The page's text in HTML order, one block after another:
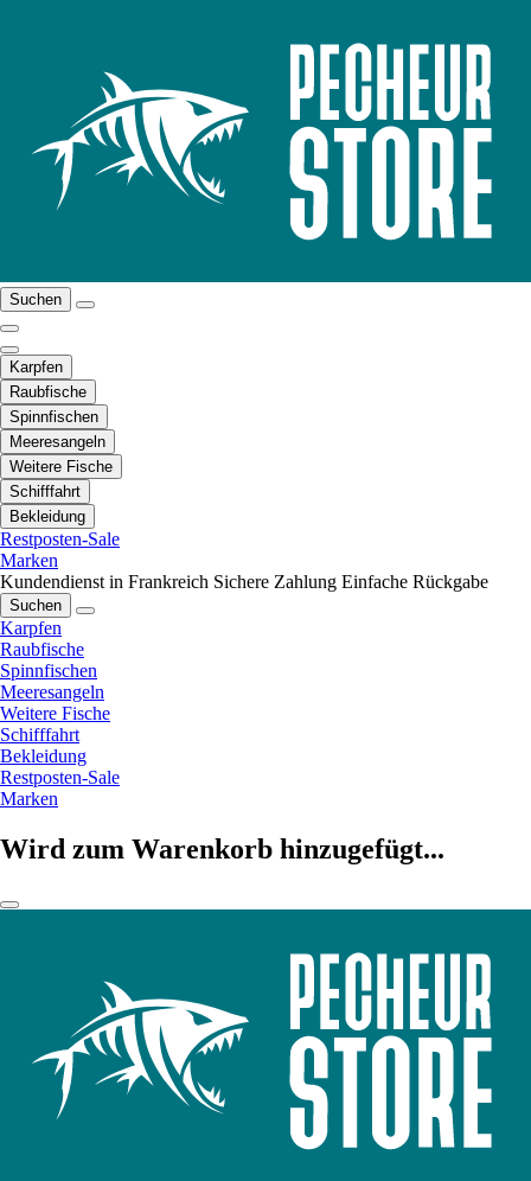
Suchen
Karpfen
Raubfische
Spinnfischen
Meeresangeln
Weitere Fische
Schifffahrt
Bekleidung
Restposten-Sale
Marken
Kundendienst in Frankreich Sichere Zahlung Einfache Rückgabe
Suchen
Karpfen
Raubfische
Spinnfischen
Meeresangeln
Weitere Fische
Schifffahrt
Bekleidung
Restposten-Sale
Marken
Wird zum Warenkorb hinzugefügt...